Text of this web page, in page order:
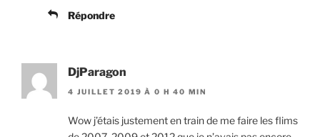
Répondre
DjParagon
4 JUILLET 2019 À 0 H 40 MIN
Wow j’étais justement en train de me faire les flims